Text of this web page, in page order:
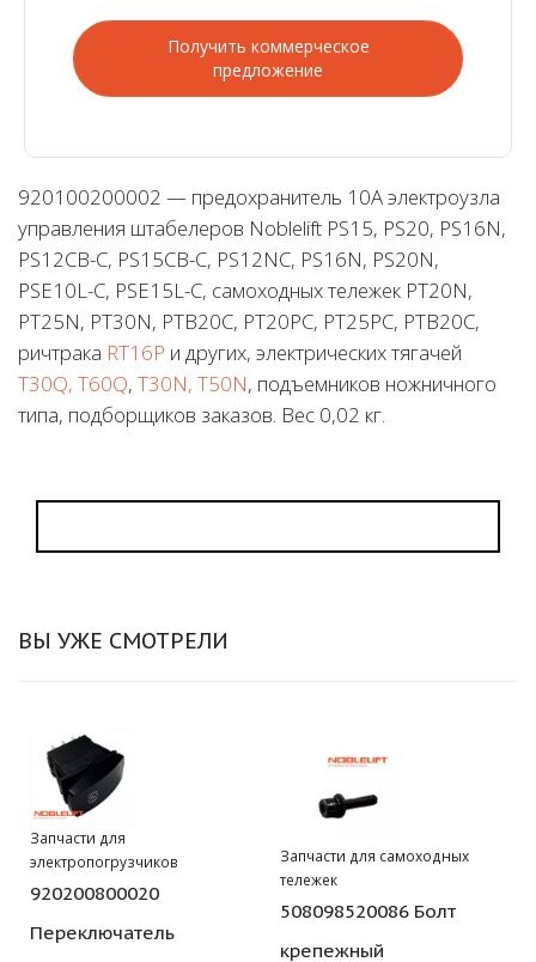
Получить коммерческое
предложение
920100200002 — предохранитель 10А электроузла
управления штабелеров Noblelift PS15, PS20, PS16N,
PS12CB-C, PS15CB-C, PS12NC, PS16N, PS20N,
PSE10L-C, PSE15L-C, самоходных тележек PT20N,
PT25N, PT30N, PTB20C, PT20PC, PT25PC, PTB20C,
ричтрака RT16P и других, электрических тягачей
T30Q, T60Q, T30N, T50N, подъемников ножничного
типа, подборщиков заказов. Вес 0,02 кг.
ВЫ УЖЕ СМОТРЕЛИ
Запчасти для
электропогрузчиков
920200800020
Переключатель
Запчасти для самоходных
тележек
508098520086 Болт
крепежный